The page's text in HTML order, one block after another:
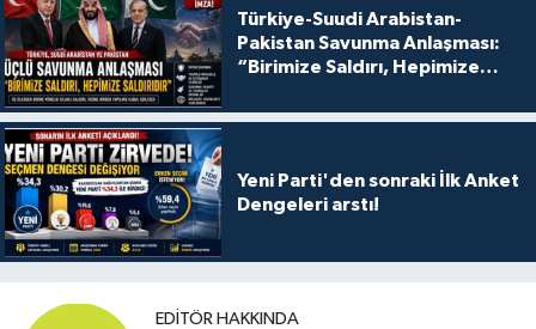
Türkiye-Suudi Arabistan-
Pakistan Savunma Anlaşması:
“Birimize Saldırı, Hepimize
Yeni Parti'den sonraki İlk Anket
Dengeleri arstı!
EDITÖR HAKKINDA